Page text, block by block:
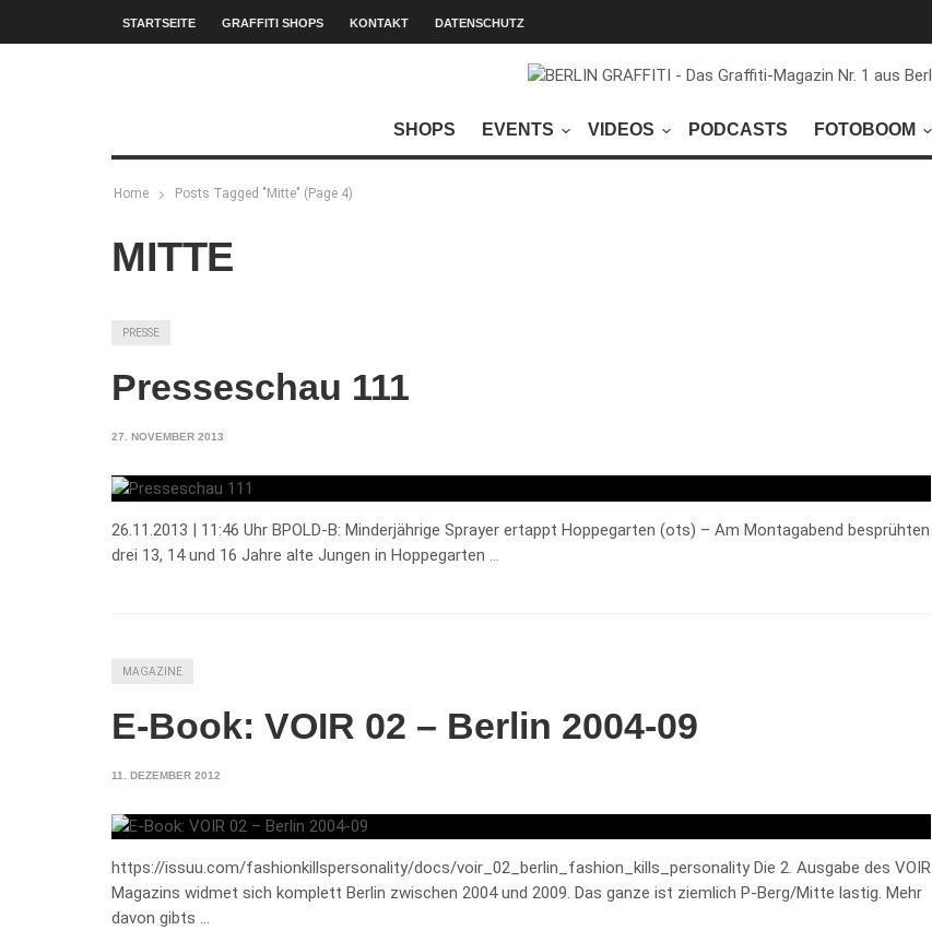
STARTSEITE GRAFFITI SHOPS KONTAKT DATENSCHUTZ
SHOPS EVENTS VIDEOS PODCASTS FOTOBOOM
Home Posts Tagged "Mitte" (Page 4)
MITTE
PRESSE
Presseschau 111
27. NOVEMBER 2013
26.11.2013 | 11:46 Uhr BPOLD-B: Minderjährige Sprayer ertappt Hoppegarten (ots) – Am Montagabend besprühten
drei 13, 14 und 16 Jahre alte Jungen in Hoppegarten …
MAGAZINE
E-Book: VOIR 02 – Berlin 2004-09
11. DEZEMBER 2012
https://issuu.com/fashionkillspersonality/docs/voir_02_berlin_fashion_kills_personality Die 2. Ausgabe des VOIR
Magazins widmet sich komplett Berlin zwischen 2004 und 2009. Das ganze ist ziemlich P-Berg/Mitte lastig. Mehr
davon gibts …